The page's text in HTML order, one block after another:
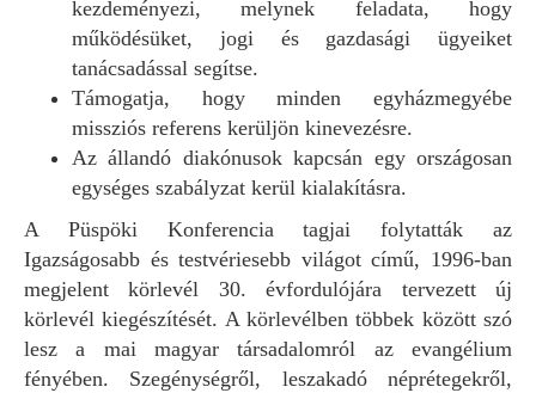
kezdeményezi, melynek feladata, hogy
működésüket, jogi és gazdasági ügyeiket
tanácsadással segítse.
Támogatja, hogy minden egyházmegyébe
missziós referens kerüljön kinevezésre.
Az állandó diakónusok kapcsán egy országosan
egységes szabályzat kerül kialakításra.
A Püspöki Konferencia tagjai folytatták az
Igazságosabb és testvériesebb világot című, 1996-ban
megjelent körlevél 30. évfordulójára tervezett új
körlevél kiegészítését. A körlevélben többek között szó
lesz a mai magyar társadalomról az evangélium
fényében. Szegénységről, leszakadó néprétegekről,